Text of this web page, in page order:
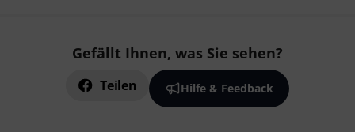
Gefällt Ihnen, was Sie sehen?
Teilen Hilfe & Feedback